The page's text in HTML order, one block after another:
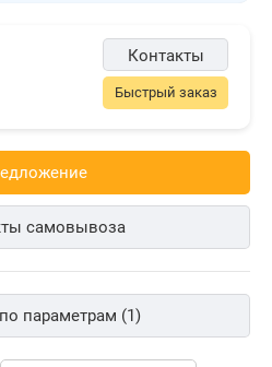
Контакты
Быстрый заказ
самовывоза
параметрам (1)